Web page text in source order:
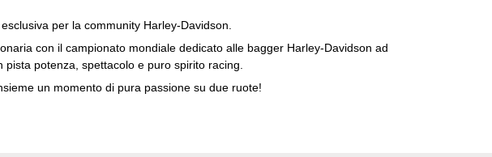
per la community Harley-Davidson.
con il campionato mondiale dedicato alle bagger Harley-Davidson ad
potenza, spettacolo e puro spirito racing.
un momento di pura passione su due ruote!